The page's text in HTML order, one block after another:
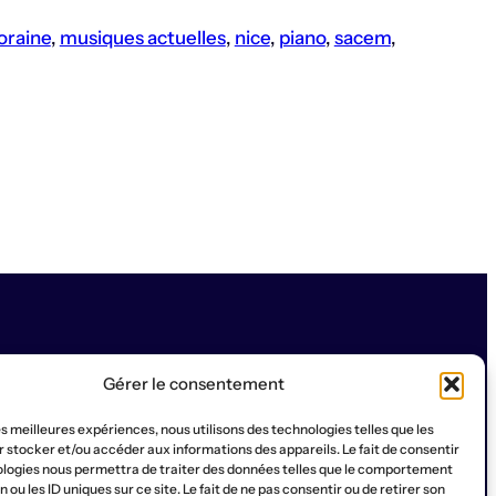
Gérer le consentement
meilleures expériences, nous utilisons des technologies telles que les
stocker et/ou accéder aux informations des appareils. Le fait de consentir
nous permettra de traiter des données telles que le comportement
ou les ID uniques sur ce site. Le fait de ne pas consentir ou de retirer son
, musiques actuelles, nice, piano, sacem
RucheContactQui sommes-nous?
SOCIAL
Instagram
WhatsApp
Facebook